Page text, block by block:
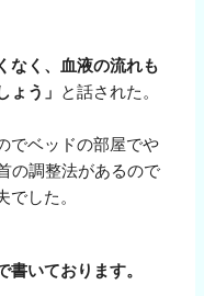
なく、血液の流れも
う」 と話された。
でベッドの部屋でや
の調整法があるので
した。
いております。